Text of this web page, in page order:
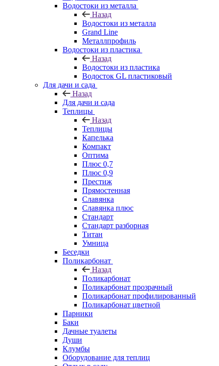
Водостоки из металла
Назад
Водостоки из металла
Grand Line
Металлпрофиль
Водостоки из пластика
Назад
Водостоки из пластика
Водосток GL пластиковый
Для дачи и сада
Назад
Для дачи и сада
Теплицы
Назад
Теплицы
Капелька
Компакт
Оптима
Плюс 0,7
Плюс 0,9
Престиж
Прямостенная
Славянка
Славянка плюс
Стандарт
Стандарт разборная
Титан
Умница
Беседки
Поликарбонат
Назад
Поликарбонат
Поликарбонат прозрачный
Поликарбонат профилированный
Поликарбонат цветной
Парники
Баки
Дачные туалеты
Души
Клумбы
Оборудование для теплиц